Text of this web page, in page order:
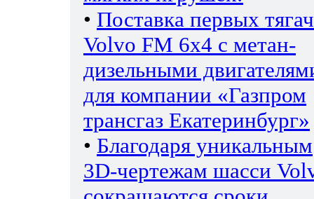
• Поставка первых
Volvo FM 6х4 с метан-
дизельными
для компании «Газпром
трансгаз Екатеринбург»
• Благодаря уникальным
3D-чертежам шасси